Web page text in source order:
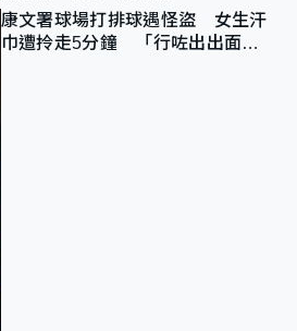
康文署球場打排球遇怪盜 女生汗
巾遭拎走5分鐘 「行咗出出面唔